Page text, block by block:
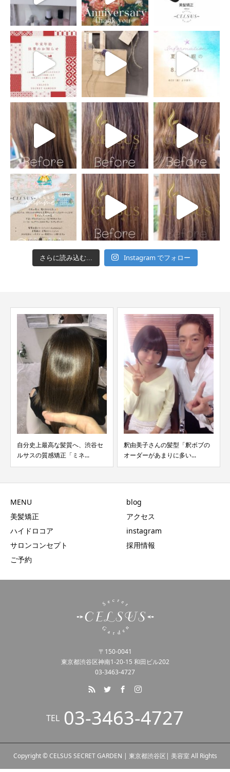
さらに読み込む... Instagram でフォロー
自分史上最高な髪質へ、渋谷セ
ルサスの質感矯正「ミネ...
釈由美子さんの髪型「釈ボブの
オーダーがあまりに多い...
MENU
美髪矯正
ハイドロコア
サロンコンセプト
ご予約
blog
アクセス
instagram
採用情報
〒150-0041
東京都渋谷区神南1-20-15 和田ビル202
03-3463-4727
TEL 03-3463-4727
Copyright © CELSUS SECRET GARDEN | 東京都渋谷区| 美容室 All Rights